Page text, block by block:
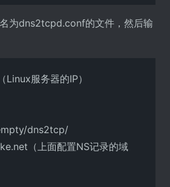
为dns2tcpd.conf的文件，然后输
服务器的IP）
dns2tcp/
（上面配置NS记录的域